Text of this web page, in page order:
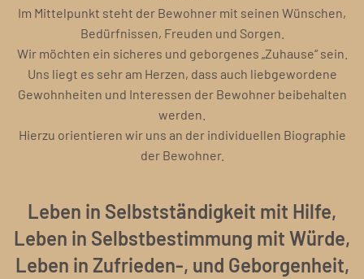
Im Mittelpunkt steht der Bewohner mit seinen Wünschen,
Bedürfnissen, Freuden und Sorgen.
Wir möchten ein sicheres und geborgenes „Zuhause“ sein.
Uns liegt es sehr am Herzen, dass auch liebgewordene
Gewohnheiten und Interessen der Bewohner beibehalten
werden.
Hierzu orientieren wir uns an der individuellen Biographie
der Bewohner.
Leben in Selbstständigkeit mit Hilfe,
Leben in Selbstbestimmung mit Würde,
Leben in Zufrieden-, und Geborgenheit,